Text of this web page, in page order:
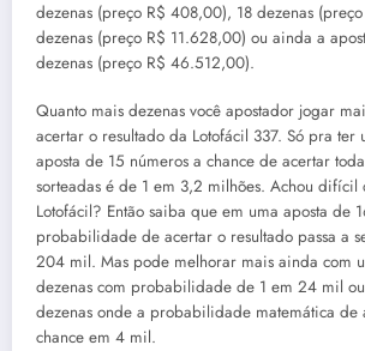
dezenas (preço R$ 408,00), 18 dezenas
dezenas (preço R$ 11.628,00) ou ainda a
dezenas (preço R$ 46.512,00).
Quanto mais dezenas você apostador jogar
acertar o resultado da Lotofácil 337. Só pra
aposta de 15 números a chance de acertar
sorteadas é de 1 em 3,2 milhões. Achou difícil
Lotofácil? Então saiba que em uma aposta de
probabilidade de acertar o resultado passa a
204 mil. Mas pode melhorar mais ainda com
dezenas com probabilidade de 1 em 24 mil
dezenas onde a probabilidade matemática de
chance em 4 mil.